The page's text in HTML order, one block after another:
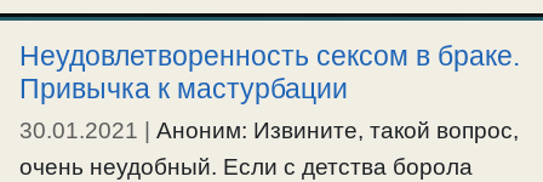
этого нет надо следить и за мыслями от
которых рождаются страстные чувства
?..Если одновременно возгревать
правильные чувства …
Неудовлетворенность сексом в браке.
Привычка к мастурбации
30.01.2021 | Аноним: Извините, такой вопрос,
очень неудобный. Если с детства борола